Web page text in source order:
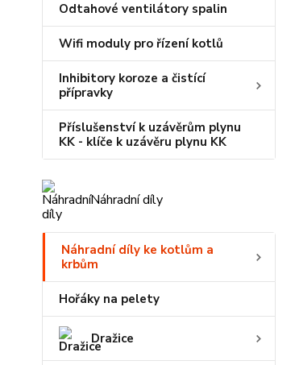
Odtahové ventilátory spalin
Wifi moduly pro řízení kotlů
Inhibitory koroze a čistící
přípravky
Příslušenství k uzávěrům plynu
KK - klíče k uzávěru plynu KK
Náhradní díly
Náhradní díly ke kotlům a
krbům
Hořáky na pelety
Dražice